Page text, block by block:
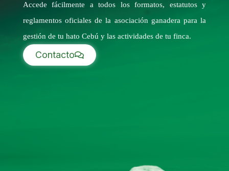
Accede fácilmente a todos los formatos, estatutos y
reglamentos oficiales de la asociación ganadera para la
gestión de tu hato Cebú y las actividades de tu finca.
Contacto